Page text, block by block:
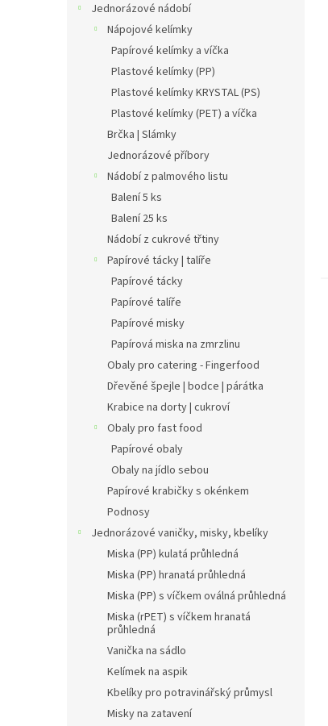
Jednorázové nádobí
Nápojové kelímky
Papírové kelímky a víčka
Plastové kelímky (PP)
Plastové kelímky KRYSTAL (PS)
Plastové kelímky (PET) a víčka
Brčka | Slámky
Jednorázové příbory
Nádobí z palmového listu
Balení 5 ks
Balení 25 ks
Nádobí z cukrové třtiny
Papírové tácky | talíře
Papírové tácky
Papírové talíře
Papírové misky
Papírová miska na zmrzlinu
Obaly pro catering - Fingerfood
Dřevěné špejle | bodce | párátka
Krabice na dorty | cukroví
Obaly pro fast food
Papírové obaly
Obaly na jídlo sebou
Papírové krabičky s okénkem
Podnosy
Jednorázové vaničky, misky, kbelíky
Miska (PP) kulatá průhledná
Miska (PP) hranatá průhledná
Miska (PP) s víčkem oválná průhledná
Miska (rPET) s víčkem hranatá
průhledná
Vanička na sádlo
Kelímek na aspik
Kbelíky pro potravinářský průmysl
Misky na zatavení